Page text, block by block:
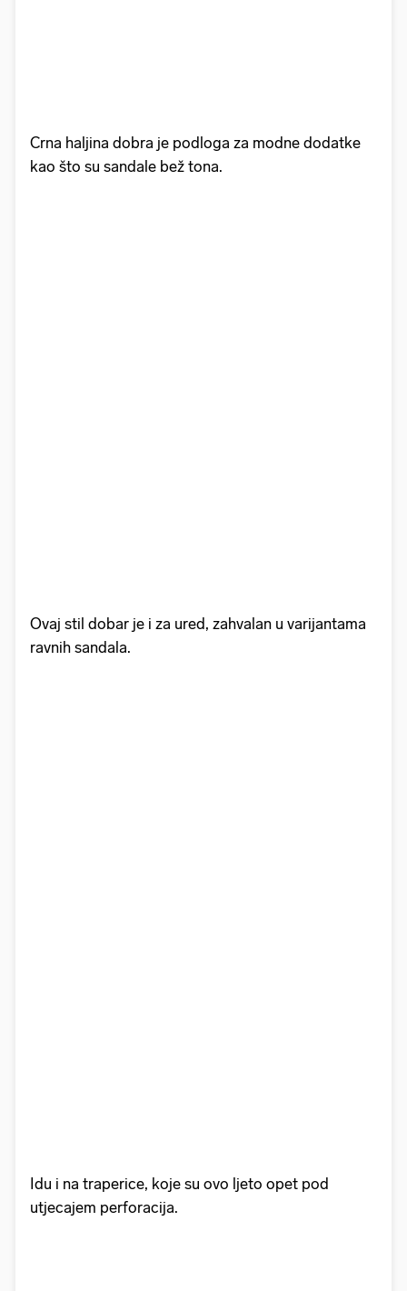
Crna haljina dobra je podloga za modne dodatke
kao što su sandale bež tona.
Ovaj stil dobar je i za ured, zahvalan u varijantama
ravnih sandala.
Idu i na traperice, koje su ovo ljeto opet pod
utjecajem perforacija.